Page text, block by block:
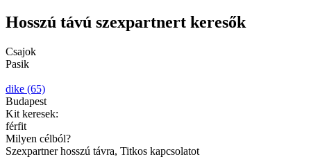
Hosszú távú szexpartnert keresők
Csajok
Pasik
dike (65)
Budapest
Kit keresek:
férfit
Milyen célból?
Szexpartner hosszú távra, Titkos kapcsolatot